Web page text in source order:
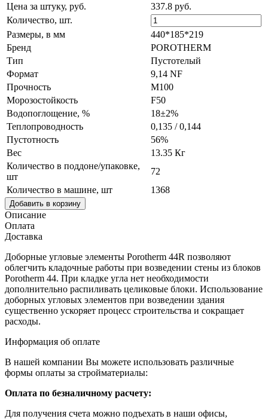
Цена за штуку, руб.
337.8 руб.
Количество, шт.
Размеры, в мм
440*185*219
Бренд
POROTHERM
Тип
Пустотелый
Формат
9,14 NF
Прочность
М100
Морозостойкость
F50
Водопоглощение, %
18±2%
Теплопроводность
0,135 / 0,144
Пустотность
56%
Вес
13.35 Кг
Количество в поддоне/упаковке,
шт
72
Количество в машине, шт
1368
Добавить в корзину
Описание
Оплата
Доставка
Доборные угловые элементы Porotherm 44R позволяют
облегчить кладочные работы при возведении стены из блоков
Porotherm 44. При кладке угла нет необходимости
дополнительно распиливать целиковые блоки. Использование
доборных угловых элементов при возведении здания
существенно ускоряет процесс строительства и сокращает
расходы.
Информация об оплате
В нашей компании Вы можете использовать различные
формы оплаты за стройматериалы:
Оплата по безналичному расчету:
Для получения счета можно подъехать в наши офисы,